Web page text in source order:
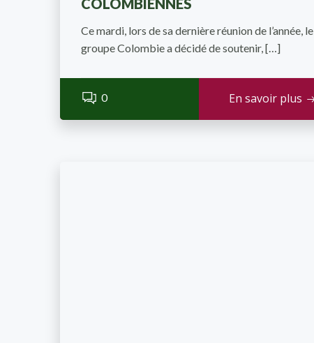
COLOMBIENNES
Ce mardi, lors de sa dernière réunion de l’année, le
groupe Colombie a décidé de soutenir, […]
0 En savoir plus